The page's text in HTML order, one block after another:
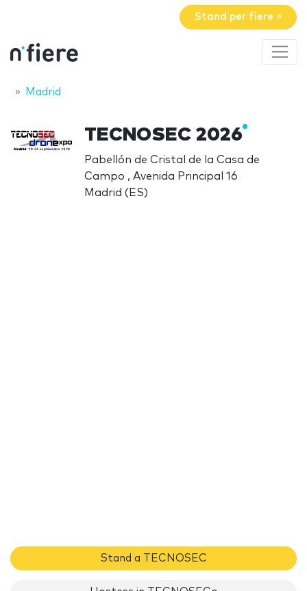
Stand per fiere »
Madrid
TECNOSEC 2026
Pabellón de Cristal de la Casa de
Campo , Avenida Principal 16
Madrid (ES)
Stand a TECNOSEC